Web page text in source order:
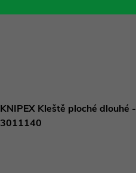
KNIPEX Kleště ploché dlouhé -
3011140